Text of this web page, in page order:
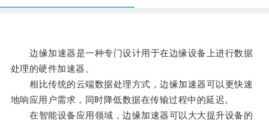
边缘加速器是一种专门设计用于在边缘设备上进行数据
处理的硬件加速器。
相比传统的云端数据处理方式，边缘加速器可以更快速
地响应用户需求，同时降低数据在传输过程中的延迟。
在智能设备应用领域，边缘加速器可以大大提升设备的